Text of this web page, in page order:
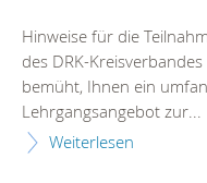
Hinweise für die
des DRK-
bemüht, Ihnen ein
Lehrgangsangebot zur...
Weiterlesen